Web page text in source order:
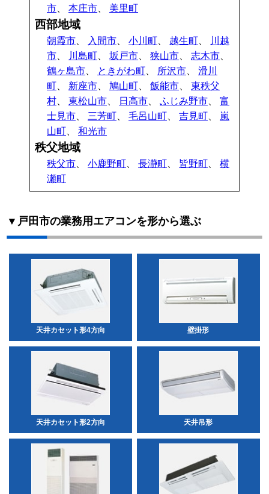
市 、本庄市 美里町
西部地域
朝霞市 入間市 、小川町 越生町
川越
市
川島町 、坂戸市 、狭山市 、志木市
鶴ヶ島市
ときがわ町 所沢市 、滑川
町
新座市 、鳩山町 、飯能市 、東秩父
村 、東松山市 日高市 、ふじみ野市 、富
士見市
三芳町 、毛呂山町 、吉見町
嵐
山町 、和光市
秩父地域
秩父市 、小鹿野町 、長瀞町 皆野町 、横
瀬町
▼戸田市の業務用エアコンを形から選ぶ
天井カセット形4方向 壁掛形
天井カセット形2方向 天井吊形